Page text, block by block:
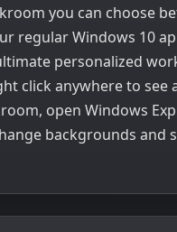
you can choose
regular Windows 10
personalized
click anywhere to see
open Windows
backgrounds and